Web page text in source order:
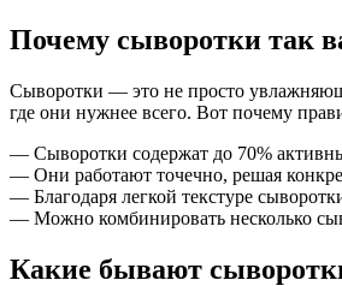
Почему сыворотки так
Сыворотки — это не просто
где они нужнее всего. Вот почему
— Сыворотки содержат до 70%
— Они работают точечно, решая
— Благодаря легкой текстуре
— Можно комбинировать несколько
Какие бывают